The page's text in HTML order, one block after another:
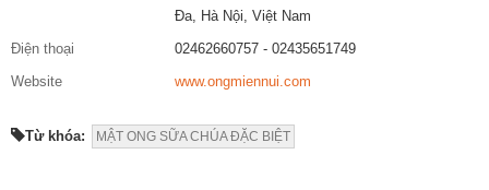
Đa, Hà Nội, Việt Nam
Điện thoại
02462660757 - 02435651749
Website
www.ongmiennui.com
Từ khóa: MẬT ONG SỮA CHÚA ĐẶC BIỆT